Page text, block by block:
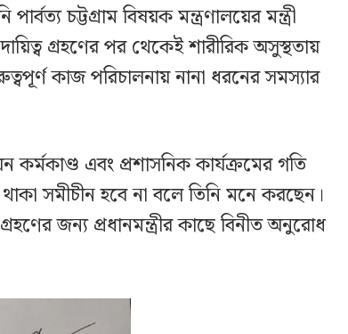
চট্টগ্রাম বিষয়ক মন্ত্রণালয়ের মন্ত্রী
গ্রহণের পর থেকেই শারীরিক অসুস্থতায়
কাজ পরিচালনায় নানা ধরনের সমস্যার
এবং প্রশাসনিক কার্যক্রমের গতি
থাকা সমীচীন হবে না বলে তিনি মনে করছেন।
জন্য প্রধানমন্ত্রীর কাছে বিনীত অনুরোধ